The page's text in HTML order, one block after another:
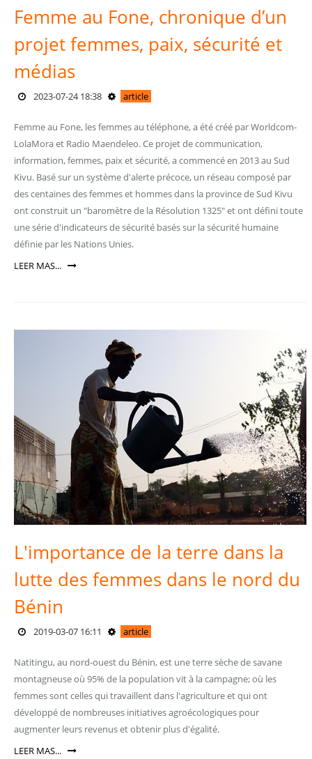
Femme au Fone, chronique d’un
projet femmes, paix, sécurité et
médias
2023-07-24 18:38 article
Femme au Fone, les femmes au téléphone, a été créé par Worldcom-
LolaMora et Radio Maendeleo. Ce projet de communication,
information, femmes, paix et sécurité, a commencé en 2013 au Sud
Kivu. Basé sur un système d'alerte précoce, un réseau composé par
des centaines des femmes et hommes dans la province de Sud Kivu
ont construit un "baromètre de la Résolution 1325" et ont défini toute
une série d'indicateurs de sécurité basés sur la sécurité humaine
définie par les Nations Unies.
LEER MAS...
L'importance de la terre dans la
lutte des femmes dans le nord du
Bénin
2019-03-07 16:11 article
Natitingu, au nord-ouest du Bénin, est une terre sèche de savane
montagneuse où 95% de la population vit à la campagne; où les
femmes sont celles qui travaillent dans l'agriculture et qui ont
développé de nombreuses initiatives agroécologiques pour
augmenter leurs revenus et obtenir plus d'égalité.
LEER MAS...